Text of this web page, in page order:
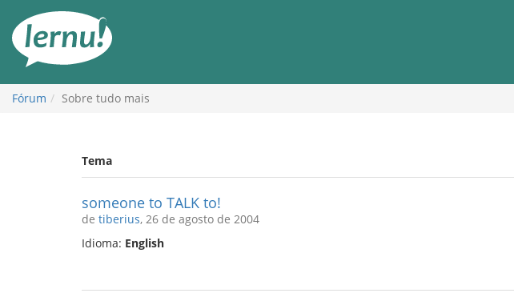
conteúdo
Fórum Sobre tudo mais
Tema
someone to TALK to!
de tiberius, 26 de agosto de 2004
Idioma: English